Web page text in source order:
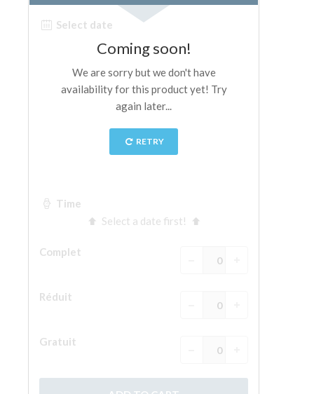
La tour d'Arnolfo
Le Corridor de Vasari
Le Palazzo Vecchio
Santa Maria Novella
Réserver
FR